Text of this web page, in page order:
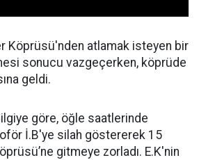
Köprüsü'nden atlamak isteyen bir
sonucu vazgeçerken, köprüde
geldi.
göre, öğle saatlerinde
İ.B'ye silah göstererek 15
gitmeye zorladı. E.K'nin